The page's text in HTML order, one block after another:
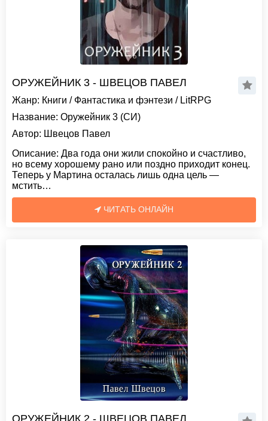
ОРУЖЕЙНИК 3 - ШВЕЦОВ ПАВЕЛ
Жанр: Книги / Фантастика и фэнтези / LitRPG
Название: Оружейник 3 (СИ)
Автор: Швецов Павел
Описание: Два года они жили спокойно и счастливо,
но всему хорошему рано или поздно приходит конец.
Теперь у Мартина осталась лишь одна цель —
мстить…
ЧИТАТЬ ОНЛАЙН
ОРУЖЕЙНИК 2 - ШВЕЦОВ ПАВЕЛ